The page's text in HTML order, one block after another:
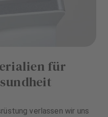
für
verlassen wir uns